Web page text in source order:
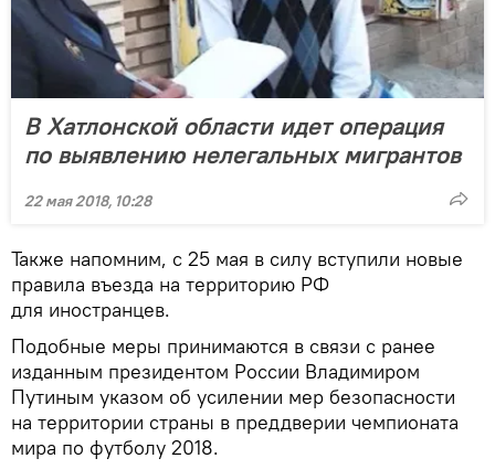
В Хатлонской области идет операция
по выявлению нелегальных мигрантов
22 мая 2018, 10:28
Также напомним, с 25 мая в силу вступили новые
правила въезда на территорию РФ
для иностранцев.
Подобные меры принимаются в связи с ранее
изданным президентом России Владимиром
Путиным указом об усилении мер безопасности
на территории страны в преддверии чемпионата
мира по футболу 2018.